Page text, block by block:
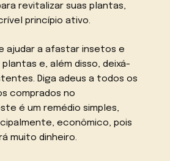
revitalizar suas plantas,
princípio ativo.
ajudar a afastar insetos e
e, além disso, deixá-
Diga adeus a todos os
comprados no
é um remédio simples,
econômico, pois
muito dinheiro.